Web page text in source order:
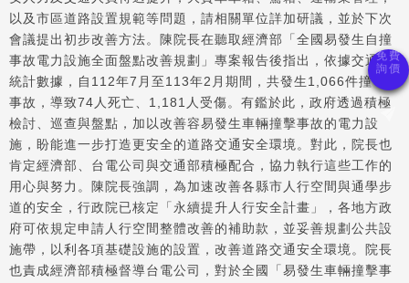
以及市區道路設置規範等問題，請相關單位詳加研議，並於下次
會議提出初步改善方法。陳院長在聽取經濟部「全國易發生自撞
事故電力設施全面盤點改善規劃」專案報告後指出，依據交通部
統計數據，自112年7月至113年2月期間，共發生1,066件撞電桿
事故，導致74人死亡、1,181人受傷。有鑑於此，政府透過積極
檢討、巡查與盤點，加以改善容易發生車輛撞擊事故的電力設
施，盼能進一步打造更安全的道路交通安全環境。對此，院長也
肯定經濟部、台電公司與交通部積極配合，協力執行這些工作的
用心與努力。陳院長強調，為加速改善各縣市人行空間與通學步
道的安全，行政院已核定「永續提升人行安全計畫」，各地方政
府可依規定申請人行空間整體改善的補助款，並妥善規劃公共設
施帶，以利各項基礎設施的設置，改善道路交通安全環境。院長
也責成經濟部積極督導台電公司，對於全國「易發生車輛撞擊事